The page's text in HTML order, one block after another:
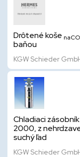
Drôtené koše
baňou
KGW Schieder
Chladiaci
2000, z
suchý ľad
KGW Schieder